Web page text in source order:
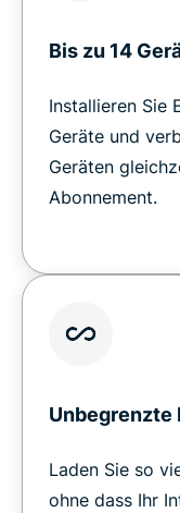
Bis zu 14
Installieren Sie
Geräte und
Geräten
Abonnement.
Unbegrenzte
Laden Sie so
ohne dass Ihr